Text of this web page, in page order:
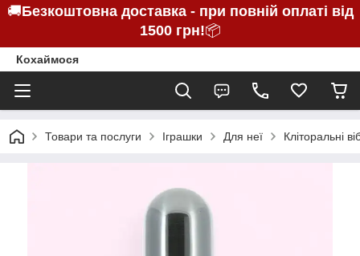
🚚Безкоштовна доставка - при повній оплаті від
1500 грн!📦
Кохаймося
Товари та послуги Іграшки Для неї Кліторальні